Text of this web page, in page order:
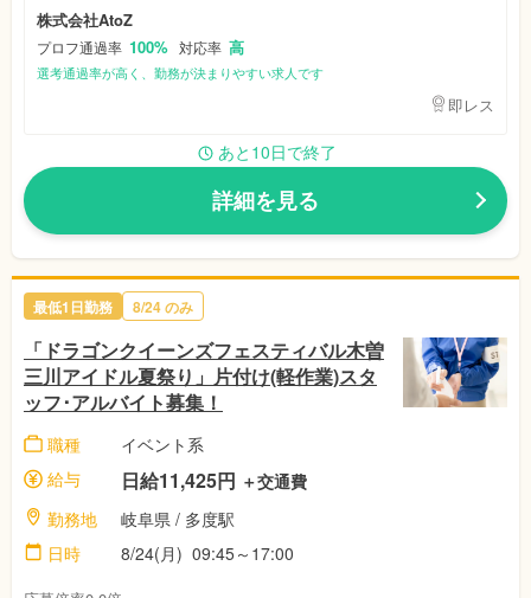
株式会社AtoZ
プロフ通過率 100% 対応率 高
選考通過率が高く、勤務が決まりやすい求人です
即レス
あと10日で終了
詳細を見る
最低1日勤務 8/24のみ
「ドラゴンクイーンズフェスティバル木曽
三川アイドル夏祭り」片付け(軽作業)スタ
ッフ･アルバイト募集！
職種
イベント系
給与
日給11,425円 ＋交通費
勤務地
岐阜県 / 多度駅
日時
8/24(月) 09:45～17:00